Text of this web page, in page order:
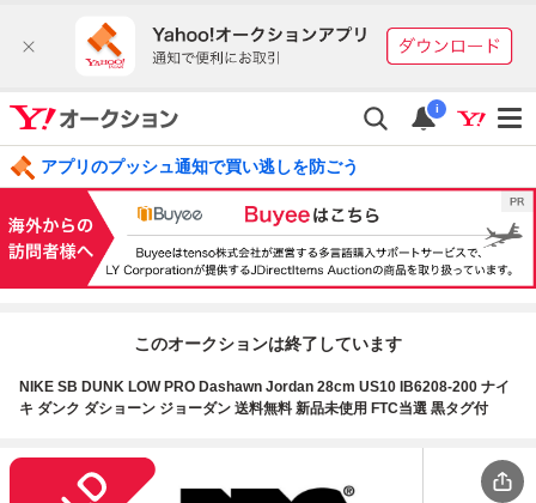
i
アプリのプッシュ通知で買い逃しを防ごう
このオークションは終了しています
NIKE SB DUNK LOW PRO Dashawn Jordan 28cm US10 IB6208-200 ナイ
キ ダンク ダショーン ジョーダン 送料無料 新品未使用 FTC当選 黒タグ付